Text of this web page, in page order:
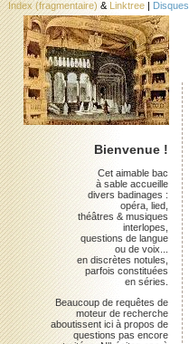
Index (fragmentaire) & Linktree | Disques
Bienvenue !
Cet aimable bac
à sable accueille
divers badinages :
opéra, lied,
théâtres & musiques
interlopes,
questions de langue
ou de voix...
en discrètes notules,
parfois constituées
en séries.
Beaucoup de requêtes de
moteur de recherche
aboutissent ici à propos de
questions pas encore